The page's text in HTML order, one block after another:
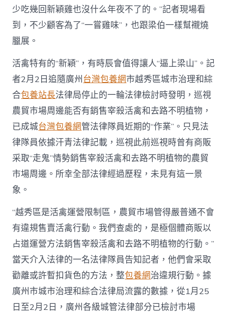
少吃幾回新穎雞也沒什么年夜不了的。”記者現場看
到，不少顧客為了“一嘗雞味”，也跟梁伯一樣幫襯燒
臘展。
活禽特有的“新穎”，有時辰會值得讓人“逼上梁山”。記
者2月2日追隨廣州 台灣包養網市越秀區城市治理和綜
合包養站長法律局停止的一輪法律檢討時發明，巡視
農貿市場周邊能否有銷售宰殺活禽和去路不明植物，
已成城台灣包養網管法律隊員近期的“作業”。只見法
律隊員依據汗青法律記載，巡視此前巡視時曾有商販
采取“走鬼”情勢銷售宰殺活禽和去路不明植物的農貿
市場周邊。所幸全部法律經過歷程，未見有這一景
象。
“越秀區是活禽運營限制區，農貿市場管得嚴普通不會
有違規售賣活禽行動。我們查處的，是極個體商販以
占道運營方法銷售宰殺活禽和去路不明植物的行動。”
當天介入法律的一名法律隊員告知記者，他們會采取
勸離或許暫扣貨色的方法，整包養網治違規行動。據
廣州市城市治理和綜合法律局流露的數據，從1月25
日至2月2日，廣州各級城管法律部分已檢討市場